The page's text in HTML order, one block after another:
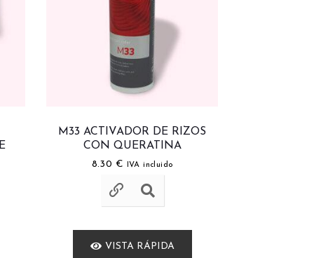
M33 ACTIVADOR DE RIZOS
CON QUERATINA
8.30 € IVA incluido
VISTA RÁPIDA